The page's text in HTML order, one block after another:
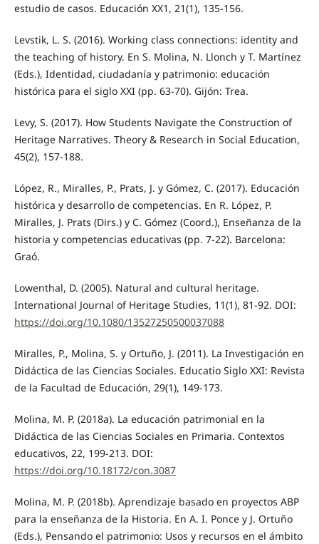
estudio de casos. Educación XX1, 21(1), 135-156.
Levstik, L. S. (2016). Working class connections: identity and
the teaching of history. En S. Molina, N. Llonch y T. Martínez
(Eds.), Identidad, ciudadanía y patrimonio: educación
histórica para el siglo XXI (pp. 63-70). Gijón: Trea.
Levy, S. (2017). How Students Navigate the Construction of
Heritage Narratives. Theory & Research in Social Education,
45(2), 157-188.
López, R., Miralles, P., Prats, J. y Gómez, C. (2017). Educación
histórica y desarrollo de competencias. En R. López, P.
Miralles, J. Prats (Dirs.) y C. Gómez (Coord.), Enseñanza de la
historia y competencias educativas (pp. 7-22). Barcelona:
Graó.
Lowenthal, D. (2005). Natural and cultural heritage.
International Journal of Heritage Studies, 11(1), 81-92. DOI:
https://doi.org/10.1080/13527250500037088
Miralles, P., Molina, S. y Ortuño, J. (2011). La Investigación en
Didáctica de las Ciencias Sociales. Educatio Siglo XXI: Revista
de la Facultad de Educación, 29(1), 149-173.
Molina, M. P. (2018a). La educación patrimonial en la
Didáctica de las Ciencias Sociales en Primaria. Contextos
educativos, 22, 199-213. DOI:
https://doi.org/10.18172/con.3087
Molina, M. P. (2018b). Aprendizaje basado en proyectos ABP
para la enseñanza de la Historia. En A. I. Ponce y J. Ortuño
(Eds.), Pensando el patrimonio: Usos y recursos en el ámbito